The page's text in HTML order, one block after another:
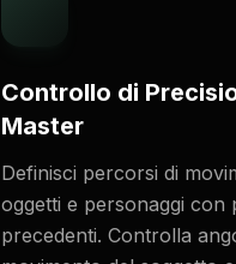
Controllo di
Master
Definisci percorsi di
oggetti e personaggi con
precedenti. Controlla